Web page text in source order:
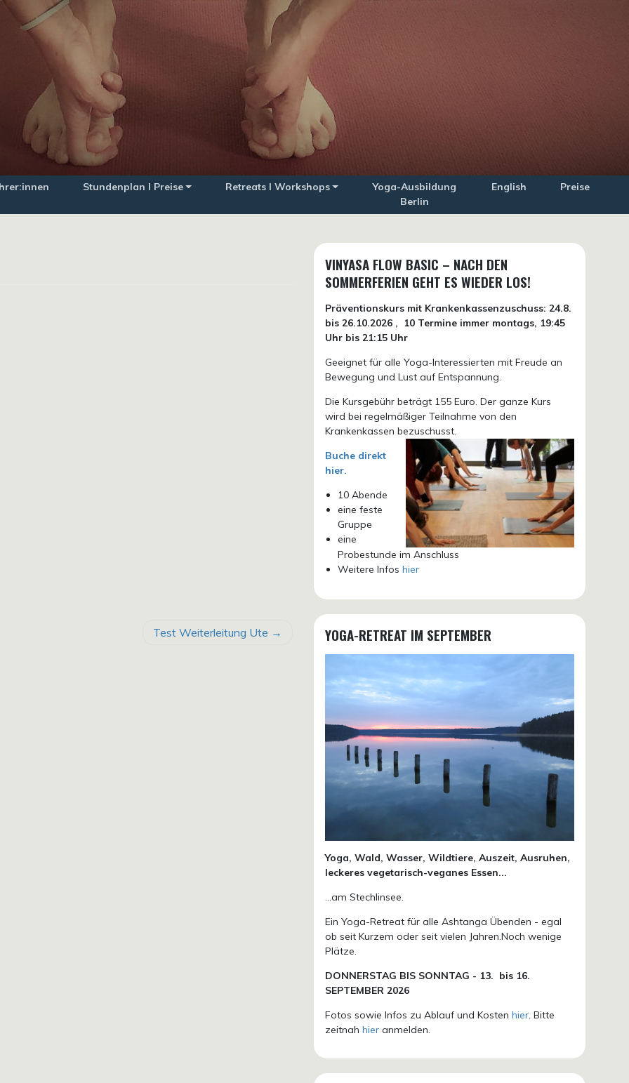
Stundenplan I Preise Retreats I Workshops
Yoga-Ausbildung
Berlin
English Preise
Test Weiterleitung Ute
VINYASA FLOW BASIC – NACH DEN
SOMMERFERIEN GEHT ES WIEDER LOS!
Präventionskurs mit Krankenkassenzuschuss:24.8.
bis 26.10.2026 ,
10 Termine immer montags, 19:45
Uhr bis 21:15 Uhr
Geeignet für alle Yoga-Interessierten mit Freude an
Bewegung und Lust auf Entspannung.
Die Kursgebühr beträgt 155 Euro. Der ganze Kurs
wird bei regelmäßiger Teilnahme von den
Krankenkassen bezuschusst.
Buche direkt
hier.
10 Abende
eine feste
Gruppe
eine
Probestunde im Anschluss
Weitere Infos hier
YOGA-RETREAT IM SEPTEMBER
Yoga, Wald, Wasser, Wildtiere, Auszeit, Ausruhen,
leckeres vegetarisch-veganes Essen...
...am Stechlinsee.
Ein Yoga-Retreat für alle Ashtanga Übenden - egal
ob seit Kurzem oder seit vielen Jahren.Noch wenige
Plätze.
DONNERSTAG BIS SONNTAG - 13. bis 16.
SEPTEMBER 2026
Fotos sowie Infos zu Ablauf und Kostenhier. Bitte
zeitnahhier anmelden.